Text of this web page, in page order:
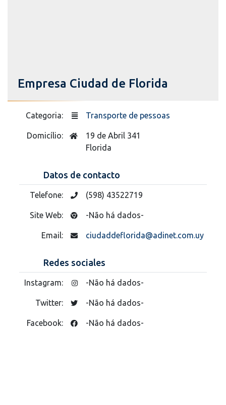
Empresa Ciudad de Florida
Categoria: Transporte de pessoas
Domicílio:
19 de Abril 341
Florida
Datos de contacto
Telefone: (598) 43522719
Site Web: -Não há dados-
Email: ciudaddeflorida@adinet.com.uy
Redes sociales
Instagram: -Não há dados-
Twitter: -Não há dados-
Facebook: -Não há dados-